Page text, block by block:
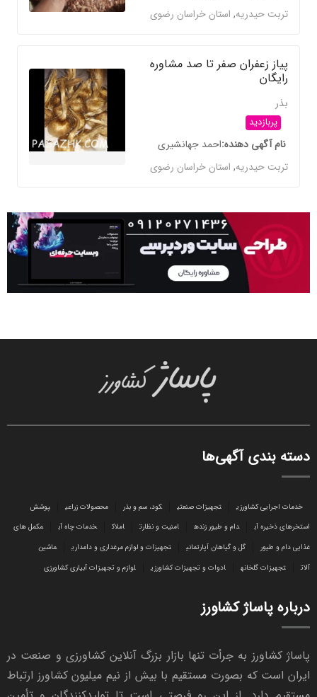
تربت حیدریه,استان خراسان رضوی
پیاز زعفران صفر تا صد مشاوره
رایگان
بذر
پربازدید
نام آگهی دهندهاحمد جهانشیری
تربت حیدریه,استان خراسان رضوی
دسته بندی آگهی‌ها
خدمات اجرایی کشاورزی تجهیزات صنعتی کود، سم و بذر محصولات زراعی
پوشش
استخرهای ذخیره آب
دام و طیور زنده امنیت و نظارت املاک خدمات چاه آب
مکمل های
غذایی دام و طیور
گل و گیاهان آپارتمانی تجهیزات و لوازم مرغداری و دامداری
ماشین
آلات
تجهیزات گلخانه ادوات و تجهیزات کشاورزی لوازم و تجهیزات آبیاری کشاورزی
درباره پاساژ کشاورز
پاساژ کشاورز به جرأت تنها بازار بزرگ آنلاین کشاورزی و صنعت در
ایران است که بصورت مستقیم با بیش از نیم میلیون کشاورز ارتباط